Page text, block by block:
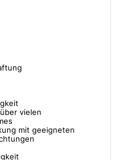
vielen
mit geeigneten